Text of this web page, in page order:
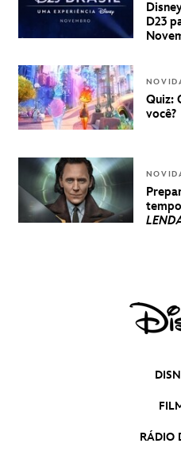
D23
Quiz:
você?
RÁDIO